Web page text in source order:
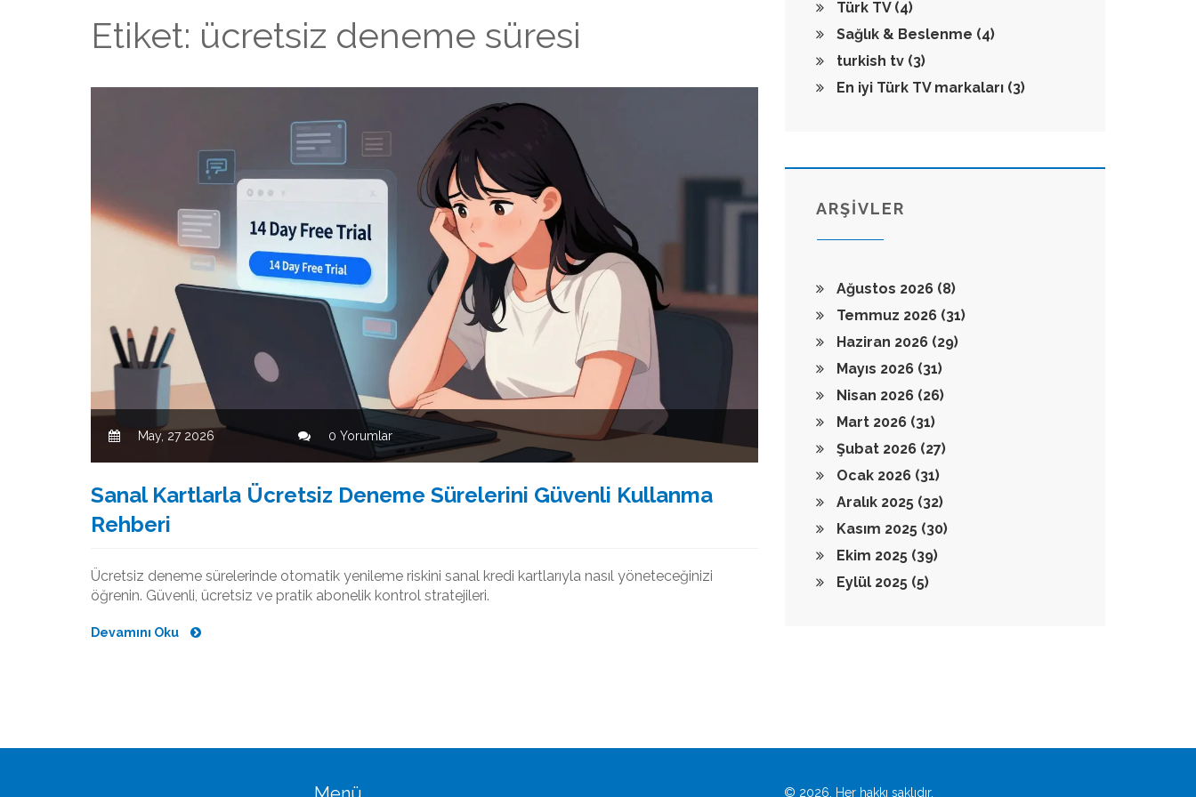
Etiket: ücretsiz deneme süresi
May, 27 2026 0 Yorumlar
Sanal Kartlarla Ücretsiz Deneme Sürelerini Güvenli Kullanma
Rehberi
Ücretsiz deneme sürelerinde otomatik yenileme riskini sanal kredi kartlarıyla nasıl yöneteceğinizi
öğrenin. Güvenli, ücretsiz ve pratik abonelik kontrol stratejileri.
Devamını Oku
Türk TV (4)
Sağlık & Beslenme (4)
turkish tv (3)
En iyi Türk TV markaları (3)
ARŞİVLER
Ağustos 2026 (8)
Temmuz 2026 (31)
Haziran 2026 (29)
Mayıs 2026 (31)
Nisan 2026 (26)
Mart 2026 (31)
Şubat 2026 (27)
Ocak 2026 (31)
Aralık 2025 (32)
Kasım 2025 (30)
Ekim 2025 (39)
Eylül 2025 (5)
© 2026. Her hakkı saklıdır.